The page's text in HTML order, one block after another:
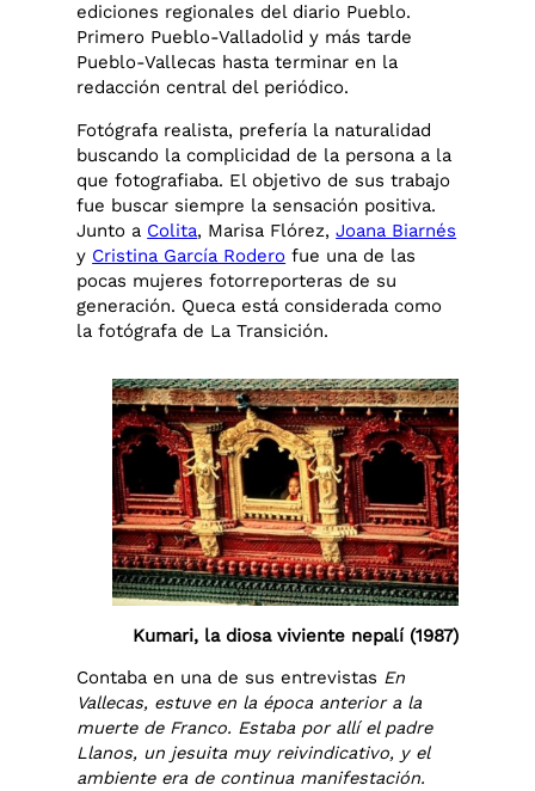
ediciones regionales del diario Pueblo.
Primero Pueblo-Valladolid y más tarde
Pueblo-Vallecas hasta terminar en la
redacción central del periódico.
Fotógrafa realista, prefería la naturalidad
buscando la complicidad de la persona a la
que fotografiaba. El objetivo de sus trabajo
fue buscar siempre la sensación positiva.
Junto a Colita, Marisa Flórez,Joana Biarnés
y Cristina García Rodero fue una de las
pocas mujeres fotorreporteras de su
generación. Queca está considerada como
la fotógrafa de La Transición.
Kumari, la diosa viviente nepalí (1987)
Contaba en una de sus entrevistas En
Vallecas, estuve en la época anterior a la
muerte de Franco. Estaba por allí el padre
Llanos, un jesuita muy reivindicativo, y el
ambiente era de continua manifestación.